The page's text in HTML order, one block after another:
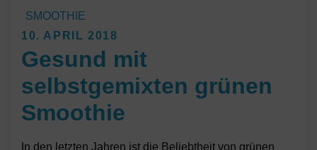
SMOOTHIE
Posted
on
10. APRIL 2018
Gesund mit
selbstgemixten grünen
Smoothie
In den letzten Jahren ist die Beliebtheit von grünen